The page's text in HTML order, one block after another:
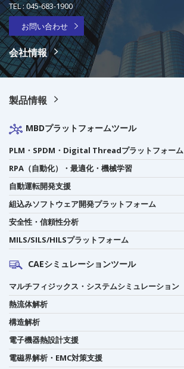
TEL :045-683-1900
お問い合わせ
会社情報
製品情報
MBDプラットフォームツール
PLM・SPDM・Digital Threadプラットフォーム
RPA（自動化）・最適化・機械学習
自動運転開発支援
組込みソフトウェア開発プラットフォーム
安全性・信頼性分析
MILS/SILS/HILSプラットフォーム
CAEシミュレーションツール
マルチフィジックス・システムシミュレーション
熱流体解析
構造解析
電子機器熱設計支援
電磁界解析・EMC対策支援